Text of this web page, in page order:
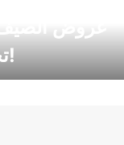
تحرك!